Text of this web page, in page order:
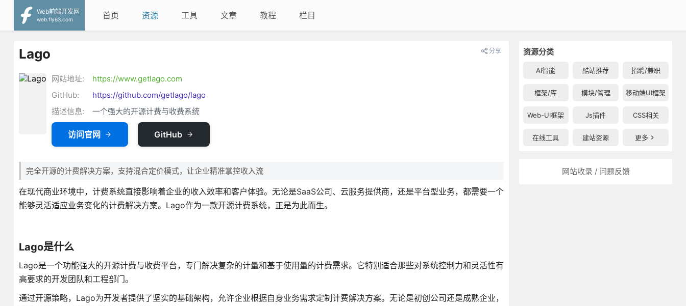
Web前端开发网
web.fly63.com
首页 资源 工具 文章 教程 栏目
资源分类
AI智能 酷站推荐 招聘/兼职
框架/库 模块/管理 移动端UI框架
Web-UI框架 Js插件 CSS相关
在线工具 建站资源 更多
网站收录 / 问题反馈
Lago 分享
网站地址:
https://www.getlago.com
GitHub:
https://github.com/getlago/lago
描述信息:
一个强大的开源计费与收费系统
访问官网 GitHub
完全开源的计费解决方案，支持混合定价模式，让企业精准掌控收入流
在现代商业环境中，计费系统直接影响着企业的收入效率和客户体验。无论是SaaS公司、云服务提供商，还是平台型业务，都需要一个
能够灵活适应业务变化的计费解决方案。Lago作为一款开源计费系统，正是为此而生。
Lago是什么
Lago是一个功能强大的开源计费与收费平台，专门解决复杂的计量和基于使用量的计费需求。它特别适合那些对系统控制力和灵活性有
高要求的开发团队和工程部门。
通过开源策略，Lago为开发者提供了坚实的基础架构，允许企业根据自身业务需求定制计费解决方案。无论是初创公司还是成熟企业，